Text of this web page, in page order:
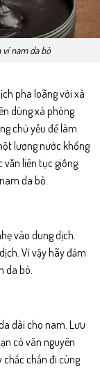
ví nam da bò
pha loãng với xà
dùng xà phòng
chủ yếu để làm
lượng nước khổng
vẫn liên tục giống
da bò.
vào dung dịch.
Vì vậy hãy đảm
da bò.
dài cho nam. Lưu
có vân nguyên
chắn đi cùng